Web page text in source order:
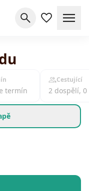
termín
Cestující
2 dospělí,